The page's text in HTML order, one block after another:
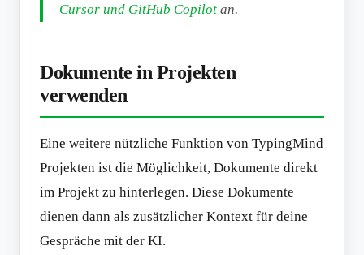
Cursor und GitHub Copilot an.
Dokumente in Projekten
verwenden
Eine weitere nützliche Funktion von TypingMind
Projekten ist die Möglichkeit, Dokumente direkt
im Projekt zu hinterlegen. Diese Dokumente
dienen dann als zusätzlicher Kontext für deine
Gespräche mit der KI.